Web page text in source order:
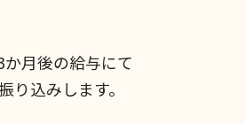
月後の給与にて
り込みします。